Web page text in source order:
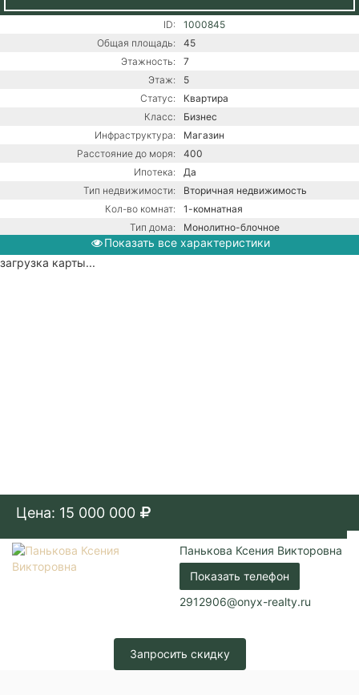
ID:
1000845
Общая площадь:
45
Этажность:
7
Этаж:
5
Статус:
Квартира
Класс:
Бизнес
Инфраструктура:
Магазин
Расстояние до моря:
400
Ипотека:
Да
Тип недвижимости:
Вторичная недвижимость
Кол-во комнат:
1-комнатная
Тип дома:
Монолитно-блочное
Ремонт:
С ремонтом
Показать все характеристики
загрузка карты...
Цена: 15 000 000
Панькова Ксения Викторовна
Показать телефон
2912906@onyx-realty.ru
Запросить скидку